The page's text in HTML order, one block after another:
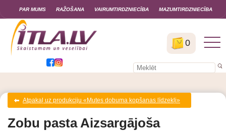
0
PAR MUMS RAŽOŠANA VAIRUMTIRDZNIECĪBA MAZUMTIRDZNIECĪBA
Atpakaļ uz produkciju «Mutes dobuma kopšanas līdzekļi»
Zobu pasta Aizsargājoša